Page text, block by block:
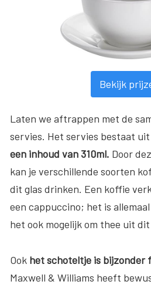
Bekijk
Laten we aftrappen met de
servies. Het servies bestaat
een inhoud van 310ml. Door
kan je verschillende soorten
dit glas drinken. Een koffie
een cappuccino; het is
het ook mogelijk om thee uit
Ook het schoteltje is bijzonder
Maxwell & Williams heeft